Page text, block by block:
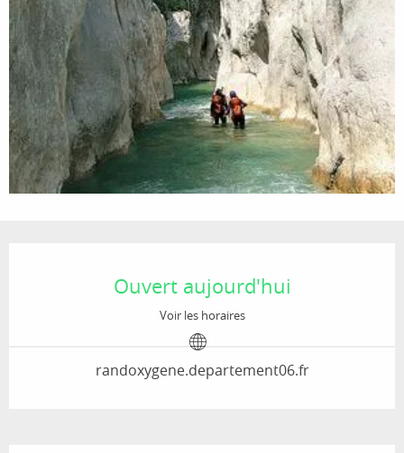
Ouvert aujourd'hui
Voir les horaires
randoxygene.departement06.fr